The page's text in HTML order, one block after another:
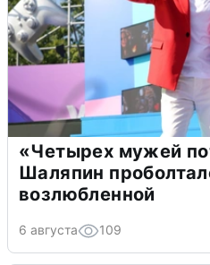
«Четырех мужей
Шаляпин
возлюбленной
6 августа 109